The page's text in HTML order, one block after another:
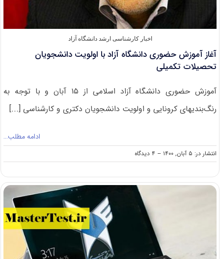
اخبار کارشناسی ارشد دانشگاه آزاد
آغاز آموزش حضوری دانشگاه آزاد با اولویت دانشجویان
تحصیلات تکمیلی
آموزش حضوری دانشگاه آزاد اسلامی از ۱۵ آبان و با توجه به
رنگ‌بندی‎های کرونایی و اولویت دانشجویان دکتری و کارشناسی [...]
ادامه مطلب…
انتشار در: ۵ آبان, ۱۴۰۰ -- ۴ دیدگاه
on
آغاز
حضوری
دانشجویان